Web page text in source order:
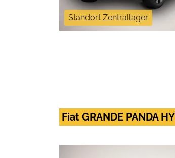
Standort Zentrallager
Fiat GRANDE PANDA